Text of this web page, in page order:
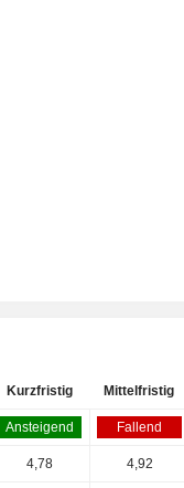
Kurzfristig Mittelfristig
Ansteigend Fallend
4,78 4,92